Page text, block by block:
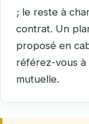
; le reste à
contrat. Un
proposé en
référez-vous à
mutuelle.